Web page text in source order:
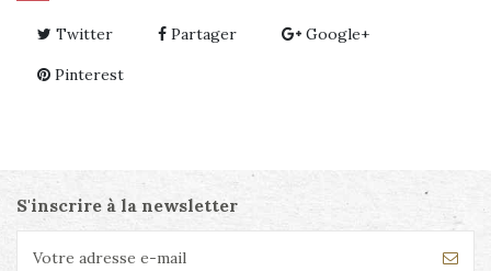
Twitter Partager Google+
Pinterest
S'inscrire à la newsletter